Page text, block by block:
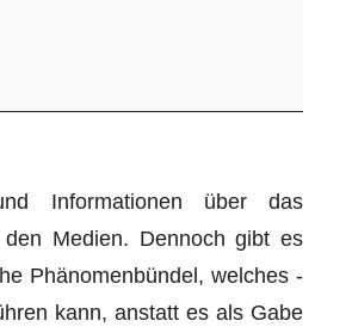
Informationen über das
Medien. Dennoch gibt es
Phänomenbündel, welches -
kann, anstatt es als Gabe